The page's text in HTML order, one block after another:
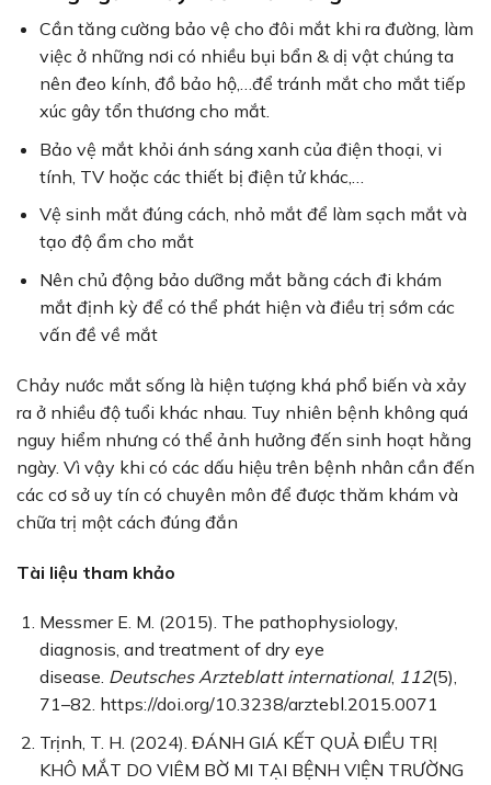
Cần tăng cường bảo vệ cho đôi mắt khi ra đường, làm
việc ở những nơi có nhiều bụi bẩn & dị vật chúng ta
nên đeo kính, đồ bảo hộ,…để tránh mắt cho mắt tiếp
xúc gây tổn thương cho mắt.
Bảo vệ mắt khỏi ánh sáng xanh của điện thoại, vi
tính, TV hoặc các thiết bị điện tử khác,…
Vệ sinh mắt đúng cách, nhỏ mắt để làm sạch mắt và
tạo độ ẩm cho mắt
Nên chủ động bảo dưỡng mắt bằng cách đi khám
mắt định kỳ để có thể phát hiện và điều trị sớm các
vấn đề về mắt
Chảy nước mắt sống là hiện tượng khá phổ biến và xảy
ra ở nhiều độ tuổi khác nhau. Tuy nhiên bệnh không quá
nguy hiểm nhưng có thể ảnh hưởng đến sinh hoạt hằng
ngày. Vì vậy khi có các dấu hiệu trên bệnh nhân cần đến
các cơ sở uy tín có chuyên môn để được thăm khám và
chữa trị một cách đúng đắn
Tài liệu tham khảo
Messmer E. M. (2015). The pathophysiology,
diagnosis, and treatment of dry eye
disease. Deutsches Arzteblatt international, 112(5),
71–82. https://doi.org/10.3238/arztebl.2015.0071
Trịnh, T. H. (2024). ĐÁNH GIÁ KẾT QUẢ ĐIỀU TRỊ
KHÔ MẮT DO VIÊM BỜ MI TẠI BỆNH VIỆN TRƯỜNG